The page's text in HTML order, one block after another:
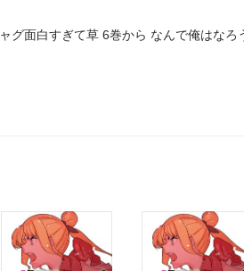
グ面白すぎて草 6巻から なんで俺はな